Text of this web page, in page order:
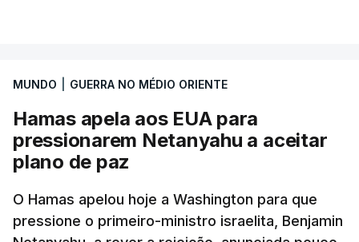
aplicação do plano de desarmamento do Hamas.
Além disso, o correspondente do canal de
televisão israelita i24News, que também teve
acesso às deliberações do Gabinete, recordou na
autorização formal de Israel para a entrada em
Gaza da Força Internacional de Estabilização, um
MUNDO GUERRA NO MÉDIO ORIENTE
Hamas apela aos EUA para
pressionarem Netanyahu a aceitar
plano de paz
O Hamas apelou hoje a Washington para que
pressione o primeiro-ministro israelita, Benjamin